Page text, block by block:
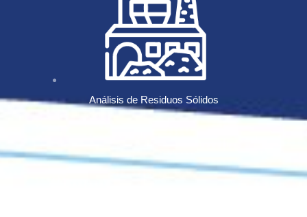
Análisis de Residuos Sólidos